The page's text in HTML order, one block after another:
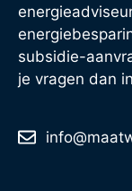
subsidie-
je vragen dan